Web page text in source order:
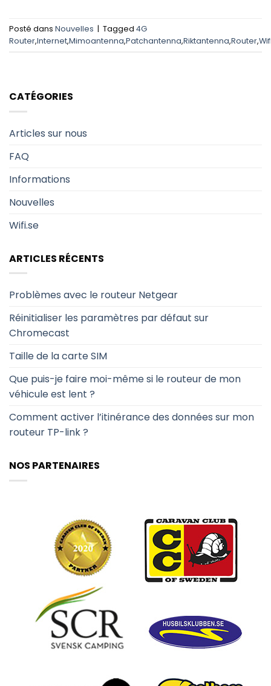
Posté dans Nouvelles | Tagged 4G
Router,Internet,Mimoantenna,Patchantenna,Riktantenna,Router,
CATÉGORIES
Articles sur nous
FAQ
Informations
Nouvelles
Wifi.se
ARTICLES RÉCENTS
Problèmes avec le routeur Netgear
Réinitialiser les paramètres par défaut sur
Chromecast
Taille de la carte SIM
Que puis-je faire moi-même si le routeur de mon
véhicule est lent ?
Comment activer l’itinérance des données sur mon
routeur TP-link ?
NOS PARTENAIRES